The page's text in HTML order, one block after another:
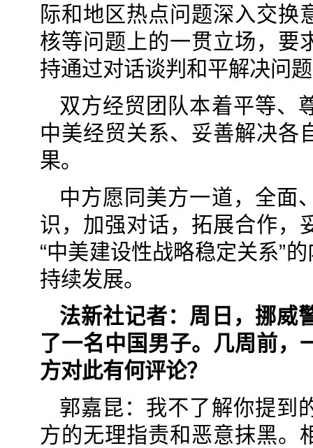
际和地区热点问题深入交换
核等问题上的一贯立场，要
持通过对话谈判和平解决问
双方经贸团队本着平等、
中美经贸关系、妥善解决各
果。
中方愿同美方一道，全面
识，加强对话，拓展合作，
“中美建设性战略稳定关系”
持续发展。
法新社记者：周日，挪威
了一名中国男子。几周前，
方对此有何评论？
郭嘉昆：我不了解你提到
方的无理指责和恶意抹黑。